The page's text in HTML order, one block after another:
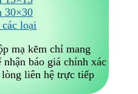
30×30
loại
mạ kẽm chỉ mang
báo giá chính xác
liên hệ trực tiếp